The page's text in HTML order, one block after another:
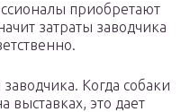
приобретают
затраты заводчика
Когда собаки
выставках, это дает